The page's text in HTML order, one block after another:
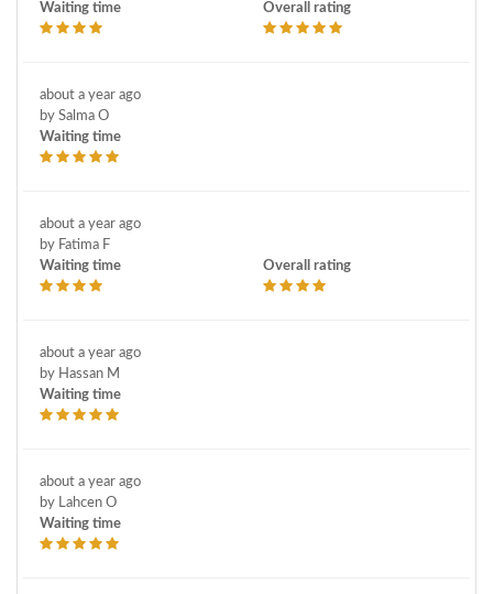
Waiting time
Overall rating
about a year ago
by Salma O
Waiting time
about a year ago
by Fatima F
Waiting time
Overall rating
about a year ago
by Hassan M
Waiting time
about a year ago
by Lahcen O
Waiting time